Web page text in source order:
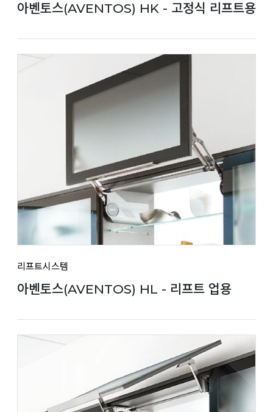
아벤토스(AVENTOS) HK - 고정식 리프트용
리프트시스템
아벤토스(AVENTOS) HL - 리프트 업용